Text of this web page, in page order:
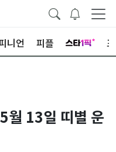
니언 피플
월 13일 띠별 운